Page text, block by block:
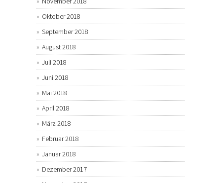
Oktober 2018
September 2018
August 2018
Juli 2018
Juni 2018
Mai 2018
April 2018
März 2018
Februar 2018
Januar 2018
Dezember 2017